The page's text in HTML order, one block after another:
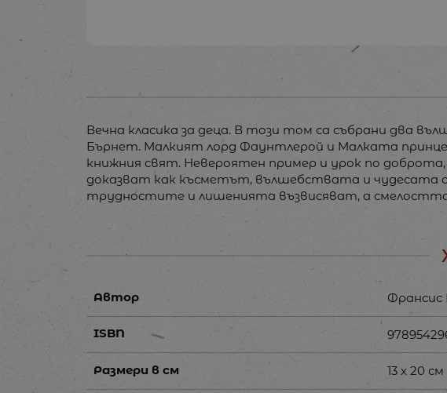
Вечна класика за деца. В този том са събрани два
Бърнет. Малкият лорд Фаунтлерой и Малката
книжния свят. Невероятен пример и урок по
доказват как късметът, вълшебствата и чудесата
трудностите и лишенията възвисяват, а
Автор
ISBN
Размери в см 13 х 20 см